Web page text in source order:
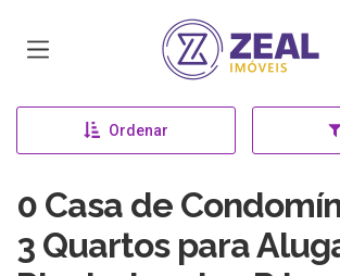
Página inicial
Ordenar
0 Casa de
3 Quartos para